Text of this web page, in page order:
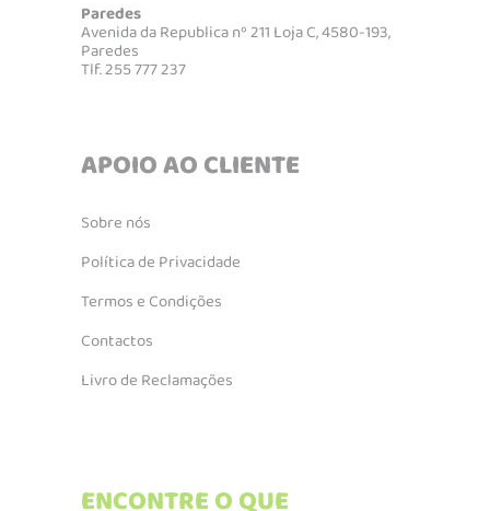
Paredes
Avenida da Republica nº 211 Loja C, 4580-193,
Paredes
Tlf. 255 777 237
APOIO AO CLIENTE
Sobre nós
Política de Privacidade
Termos e Condições
Contactos
Livro de Reclamações
ENCONTRE O QUE